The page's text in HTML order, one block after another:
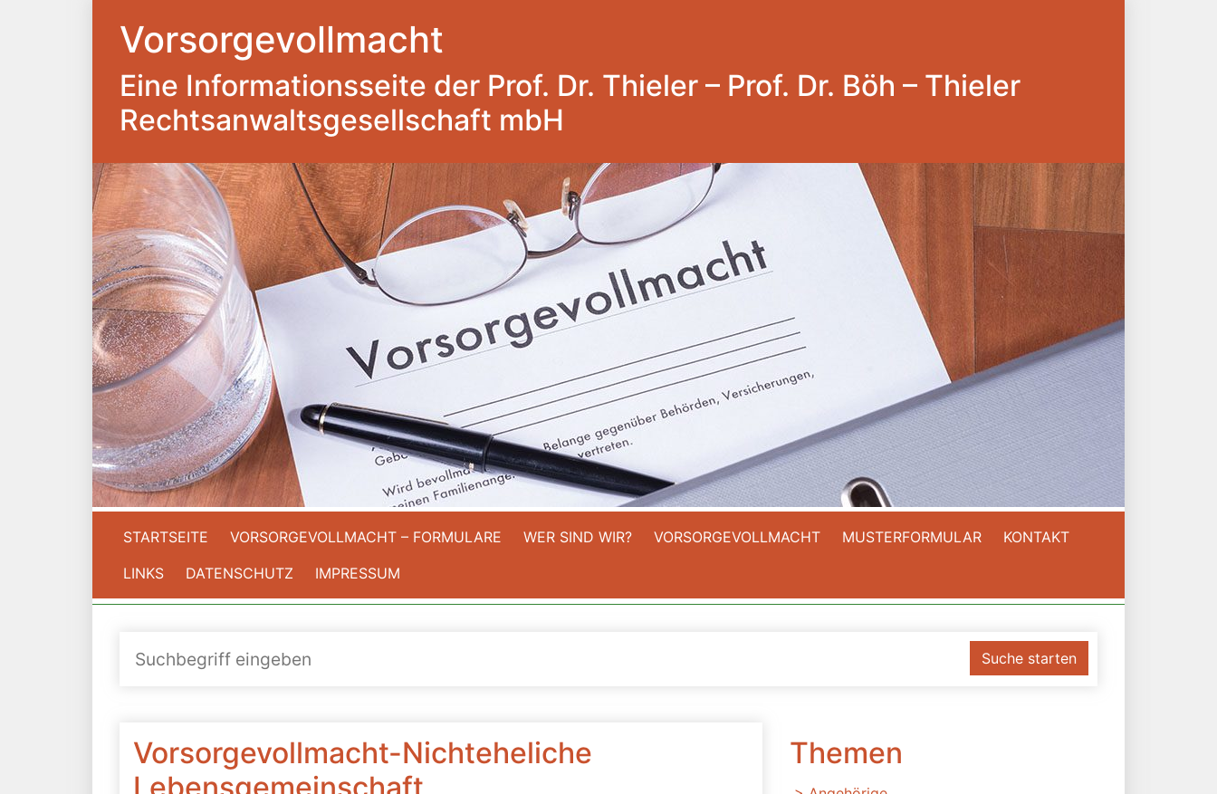
Vorsorgevollmacht
Eine Informationsseite der Prof. Dr. Thieler – Prof. Dr. Böh – Thieler
Rechtsanwaltsgesellschaft mbH
STARTSEITE VORSORGEVOLLMACHT – FORMULARE WER SIND WIR? VORSORGEVOLLMACHT MUSTERFORMULAR
KONTAKT
LINKS
DATENSCHUTZ IMPRESSUM
Suche starten
Vorsorgevollmacht-Nichteheliche
Themen